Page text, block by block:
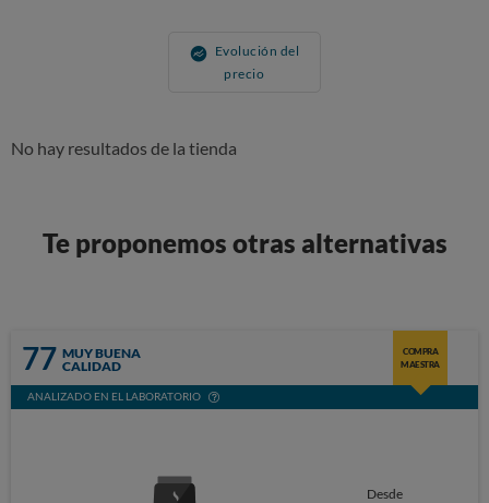
Evolución del
precio
No hay resultados de la tienda
Te proponemos otras alternativas
77 MUY BUENA
CALIDAD
COMPRA
MAESTRA
ANALIZADO EN EL LABORATORIO
Desde